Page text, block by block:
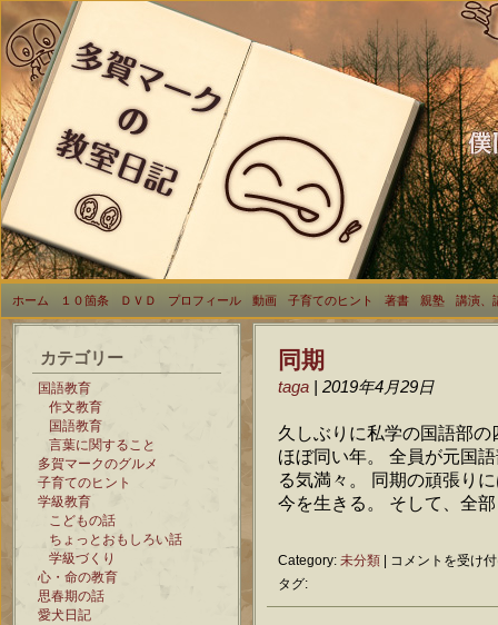
ホーム １０箇条 ＤＶＤ プロフィール 動画 子育てのヒント 著書 親塾 講演、
カテゴリー
国語教育
作文教育
国語教育
言葉に関すること
多賀マークのグルメ
子育てのヒント
学級教育
こどもの話
ちょっとおもしろい話
学級づくり
心・命の教育
思春期の話
愛犬日記
同期
taga | 2019年4月29日
久しぶりに私学の国語部
ほぼ同い年。 全員が元国
る気満々。 同期の頑張り
今を生きる。 そして、全
Category: 未分類 | 同
コメントを受け
タグ: